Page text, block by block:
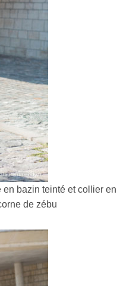
bazin teinté et collier en
de zébu